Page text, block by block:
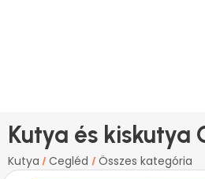
Kutya és kiskutya
Kutya / Cegléd / Összes kategória